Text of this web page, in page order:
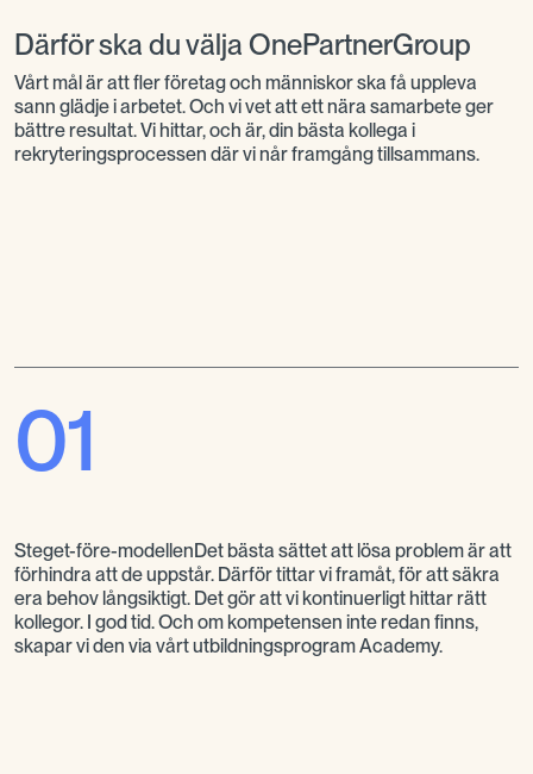
Därför ska du välja OnePartnerGroup
Vårt mål är att fler företag och människor ska få uppleva
sann glädje i arbetet. Och vi vet att ett nära samarbete ger
bättre resultat. Vi hittar, och är, din bästa kollega i
rekryteringsprocessen där vi når framgång tillsammans.
01
Steget-före-modellenDet bästa sättet att lösa problem är att
förhindra att de uppstår. Därför tittar vi framåt, för att säkra
era behov långsiktigt. Det gör att vi kontinuerligt hittar rätt
kollegor. I god tid. Och om kompetensen inte redan finns,
skapar vi den via vårt utbildningsprogram Academy.